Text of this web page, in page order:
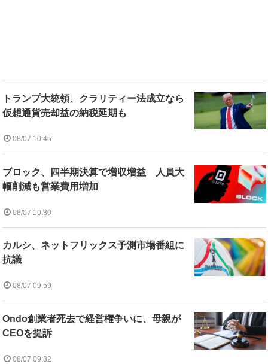
トランプ大統領、クラリティー法成立なら
仮想通貨売却益の納税延期も
08/07 10:45
ブロック、四半期決算で増収増益 人員大
幅削減も営業費用増加
08/07 10:30
カルシ、ネットフリックス予測市場番組に
抗議
08/07 09:59
Ondo創業者死去で経営権争いに、母親が
CEOを提訴
08/07 09:32